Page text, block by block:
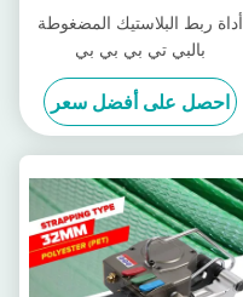
أداة ربط البلاستيك المضغوطة
بالبي تي بي بي بي
احصل على أفضل سعر